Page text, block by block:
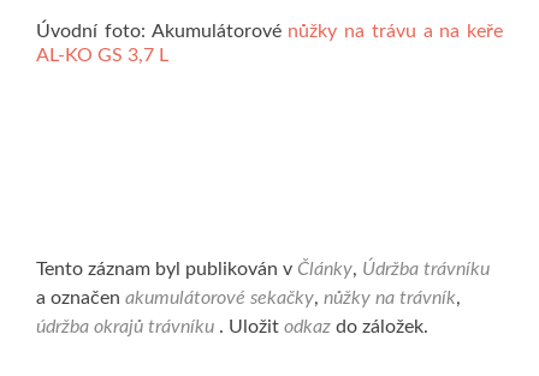
Úvodní foto: Akumulátorové nůžky na trávu a na keře
AL-KO GS 3,7 L
Tento záznam byl publikován v Články, Údržba trávníku
a označen akumulátorové sekačky, nůžky na trávník,
údržba okrajů trávníku . Uložit odkaz do záložek.